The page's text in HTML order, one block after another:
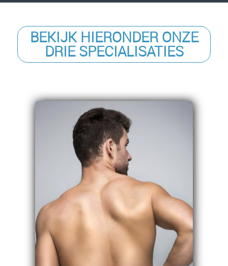
BEKIJK HIERONDER ONZE
DRIE SPECIALISATIES
Rugzorg
Rugklachten
Nekklachten
Hoofdpijnklachten
Hernia
Ischias
Whiplash
Hersenschudding
Duizeligheid
Spit